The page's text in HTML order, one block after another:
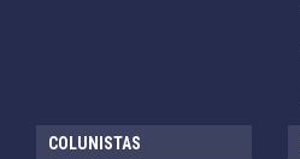
COLUNISTAS